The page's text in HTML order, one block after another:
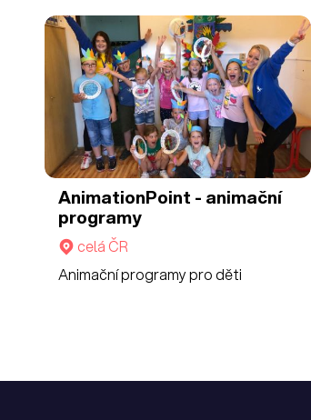
AnimationPoint - animační
programy
celá ČR
Animační programy pro děti